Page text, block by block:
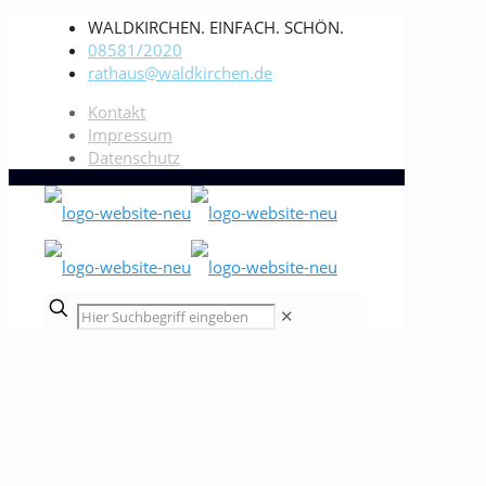
WALDKIRCHEN. EINFACH. SCHÖN.
08581/2020
rathaus@waldkirchen.de
Kontakt
Impressum
Datenschutz
✕